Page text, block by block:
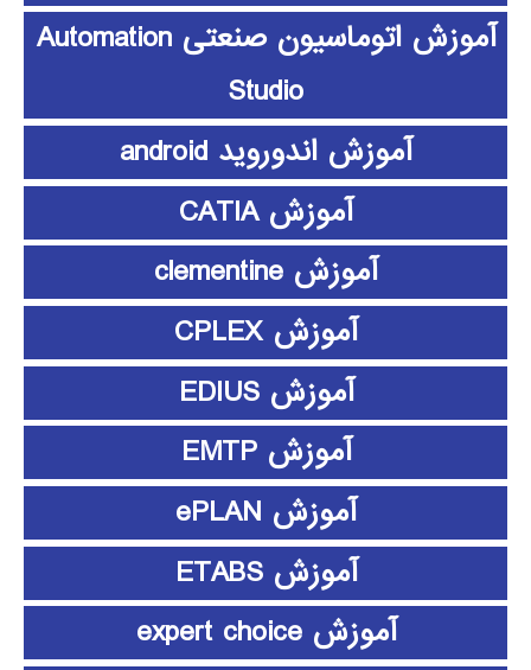
آموزش اتوماسیون صنعتی Automation
Studio
آموزش اندوروید android
آموزش CATIA
آموزش clementine
آموزش CPLEX
آموزش EDIUS
آموزش EMTP
آموزش ePLAN
آموزش ETABS
آموزش expert choice